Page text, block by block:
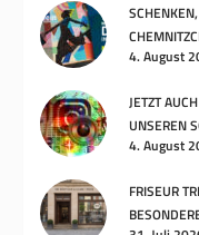
4. August
JETZT
UNSEREN
4. August
FRISEUR